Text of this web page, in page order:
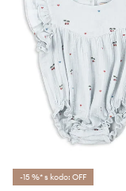
-15 %* s kodo: OFF